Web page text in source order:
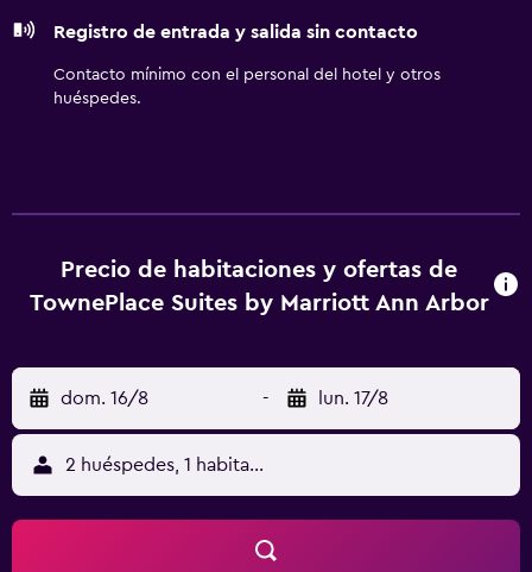
posible solicitar cambio de toallas y cambio de sábanas.
Se ofrece servicio de limpieza cada semana. Los servicios
de ocio y esparcimiento en este hotel incluyen una piscina
Registro de entrada y salida sin contacto
Contacto mínimo con el personal del hotel y otros
huéspedes.
Precio de habitaciones y ofertas de
TownePlace Suites by Marriott Ann Arbor
dom. 16/8 - lun. 17/8
2 huéspedes, 1 habitación